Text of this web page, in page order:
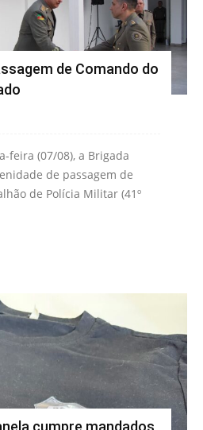
de Comando do
feira (07/08), a Brigada
de passagem de
de Polícia Militar (41º
cumpre mandados